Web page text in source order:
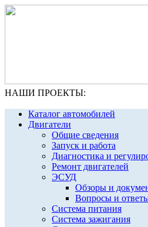
НАШИ ПРОЕКТЫ:
Каталог автомобилей
Двигатели
Общие сведения
Запуск и работа
Диагностика и
Ремонт двигателей
ЭСУД
Обзоры и
Вопросы и
Система питания
Система зажигания